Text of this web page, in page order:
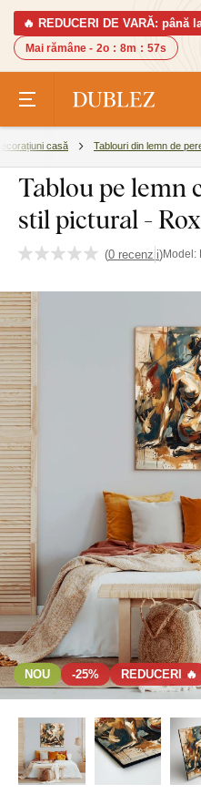
🔥 REDUCERI DE VARĂ: până
Mai rămâne - 2o : 8m : 56s
casă Tablouri din lemn de
Tablou pe lemn
stil pictural -
(0 recenzii)Model:
NOU -25% REDUCERI 🔥